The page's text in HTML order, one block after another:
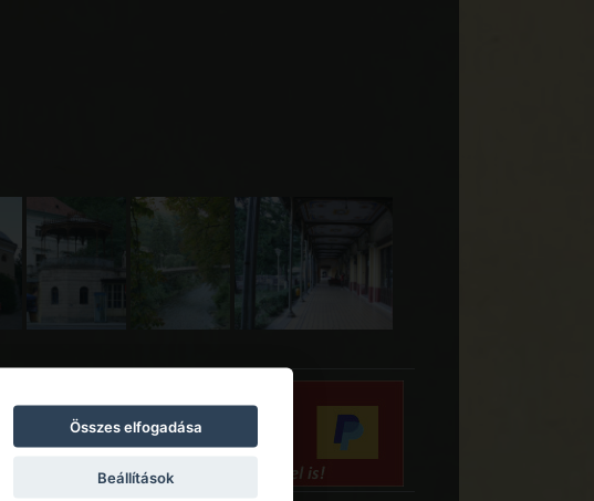
Összes elfogadása
Beállítások